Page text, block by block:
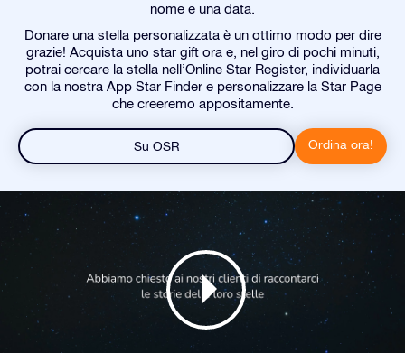
nome e una data.
Donare una stella personalizzata è un ottimo modo per dire
grazie! Acquista uno star gift ora e, nel giro di pochi minuti,
potrai cercare la stella nell’Online Star Register, individuarla
con la nostra App Star Finder e personalizzare la Star Page
che creeremo appositamente.
Su OSR Ordina ora!